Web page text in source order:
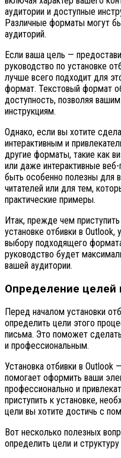
аудитории и доступные
Различные форматы могут
аудиторий.
Если ваша цель —
руководство по установке
лучше всего подходит для
формат. Текстовый формат
доступность, позволяя
инструкциям.
Однако, если вы хотите
интерактивным и
другие форматы, такие как
или даже интерактивные
быть особенно полезны для
читателей или для тем,
практические примеры.
Итак, прежде чем
установке отбивки в
выбору подходящего
руководство будет
вашей аудитории.
Определение целей
Перед началом установки
определить цели этого
письма. Это поможет
и профессиональным.
Установка отбивки в Outlook
помогает оформить ваши
профессионально и
приступить к установке,
цели вы хотите достичь с
Вот несколько полезных
определить цели и